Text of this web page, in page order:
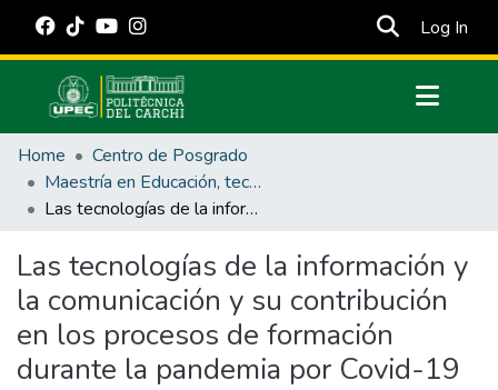
Log In
Communities & Collections
All of DSpace
Statistics
Estadísticas Externas
Manuales
Home
Centro de Posgrado
Maestría en Educación, tecnología e innovación.
Las tecnologías de la información y la comunicación y su contribución en los procesos de formación durante la pandemia por Covid-19
Las tecnologías de la información y
la comunicación y su contribución
en los procesos de formación
durante la pandemia por Covid-19